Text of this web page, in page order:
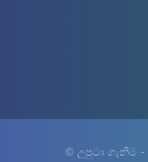
© උපුටා ගැනීම -